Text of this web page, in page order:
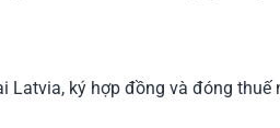
Latvia, ký hợp đồng và đóng thuế